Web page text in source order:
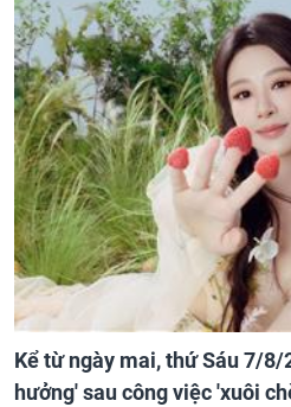
Kể từ ngày mai, thứ Sáu 7/8/
hưởng' sau công việc 'xuôi